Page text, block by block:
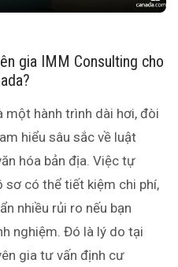
gia IMM Consulting cho
một hành trình dài hơi, đòi
hiểu sâu sắc về luật
hóa bản địa. Việc tự
sơ có thể tiết kiệm chi phí,
nhiều rủi ro nếu bạn
nghiệm. Đó là lý do tại
gia tư vấn định cư